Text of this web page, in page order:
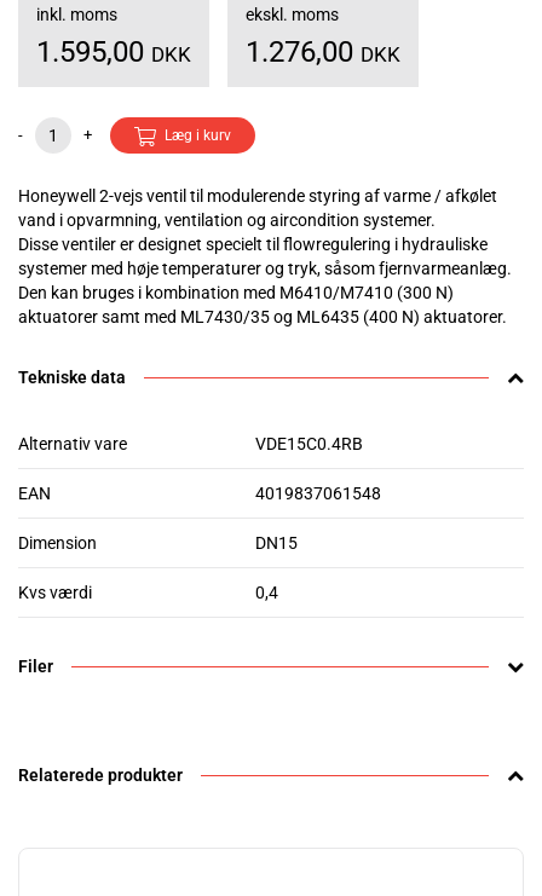
inkl. moms
1.595,00 DKK
ekskl. moms
1.276,00 DKK
- + Læg i kurv
Honeywell 2-vejs ventil til modulerende styring af varme / afkølet
vand i opvarmning, ventilation og aircondition systemer.
Disse ventiler er designet specielt til flowregulering i hydrauliske
systemer med høje temperaturer og tryk, såsom fjernvarmeanlæg.
Den kan bruges i kombination med M6410/M7410 (300 N)
aktuatorer samt med ML7430/35 og ML6435 (400 N) aktuatorer.
Tekniske data
Alternativ vare VDE15C0.4RB
EAN 4019837061548
Dimension DN15
Kvs værdi 0,4
Filer
Relaterede produkter